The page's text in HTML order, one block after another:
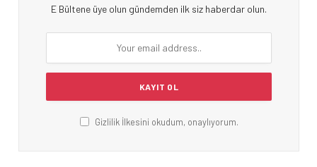
E Bültene üye olun gündemden ilk siz haberdar olun.
Gizlilik İlkesini okudum, onaylıyorum.